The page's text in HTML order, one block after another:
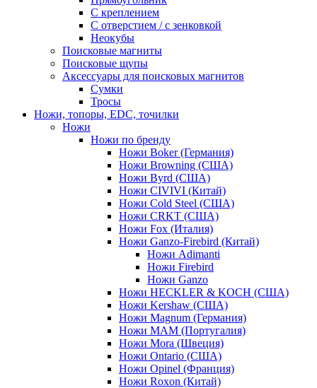
С креплением
С отверстием / с зенковкой
Неокубы
Поисковые магниты
Поисковые щупы
Аксессуары для поисковых магнитов
Сумки
Тросы
Ножи, топоры, EDC, точилки
Ножи
Ножи по бренду
Ножи Boker (Германия)
Ножи Browning (США)
Ножи Byrd (США)
Ножи CIVIVI (Китай)
Ножи Cold Steel (США)
Ножи CRKT (США)
Ножи Fox (Италия)
Ножи Ganzo-Firebird (Китай)
Ножи Adimanti
Ножи Firebird
Ножи Ganzo
Ножи HECKLER & KOCH (США)
Ножи Kershaw (США)
Ножи Magnum (Германия)
Ножи MAM (Португалия)
Ножи Mora (Швеция)
Ножи Ontario (США)
Ножи Opinel (Франция)
Ножи Roxon (Китай)